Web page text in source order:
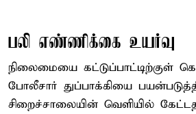
பலி எண்ணிக்கை உயர்வு
நிலைமையை கட்டுப்பாட்டிற்குள்
போலீசார் துப்பாக்கியை
சிறைச்சாலையின் வெளியில்